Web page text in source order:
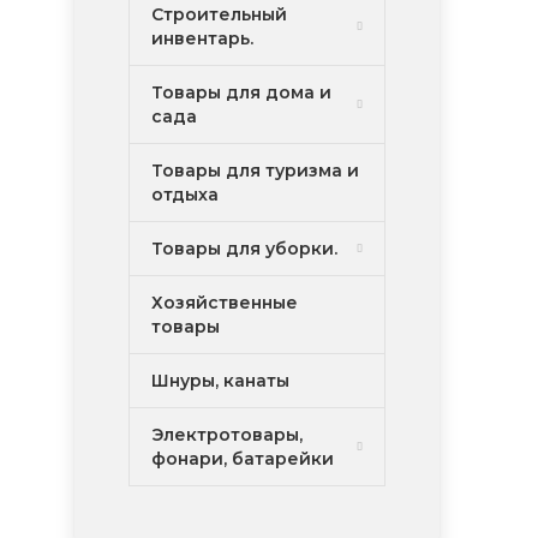
Строительный
инвентарь.
Товары для дома и
сада
Товары для туризма и
отдыха
Товары для уборки.
Хозяйственные
товары
Шнуры, канаты
Электротовары,
фонари, батарейки